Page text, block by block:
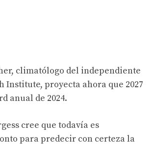
climatólogo del independiente
Institute, proyecta ahora que 2027
anual de 2024.
cree que todavía es
para predecir con certeza la